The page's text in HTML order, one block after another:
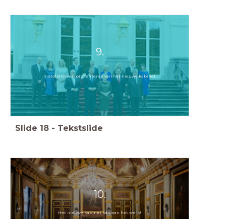
9.
Installeren en presenteren van het nieuwe kabinet
Slide 18 - Tekstslide
10.
Het nieuwe kabinet kan aan het werk!